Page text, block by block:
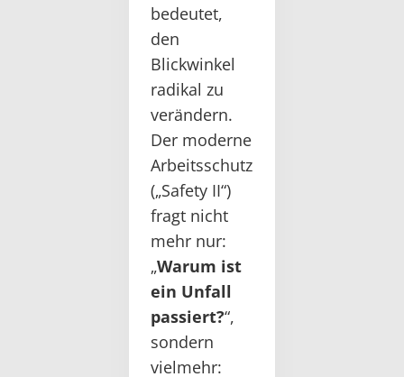
bedeutet,
den
Blickwinkel
radikal zu
verändern.
Der moderne
Arbeitsschutz
(„Safety II“)
fragt nicht
mehr nur:
„Warum ist
ein Unfall
passiert?“,
sondern
vielmehr: